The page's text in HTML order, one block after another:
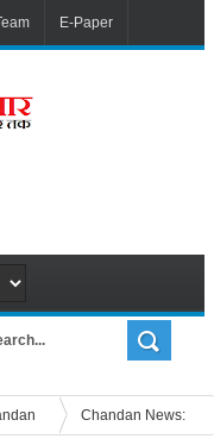
E-Paper
Chandan News: